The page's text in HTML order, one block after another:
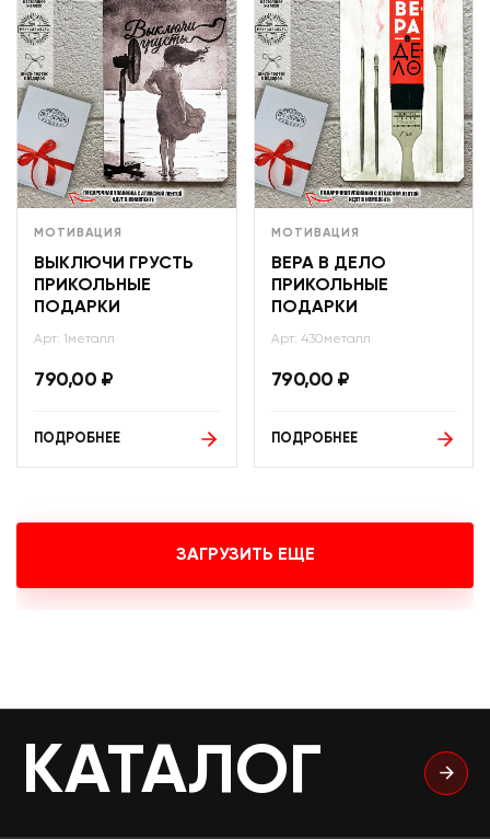
МОТИВАЦИЯ
ВЫКЛЮЧИ ГРУСТЬ
ПРИКОЛЬНЫЕ
ПОДАРКИ
Арт: 1металл
790,00 ₽
ПОДРОБНЕЕ
МОТИВАЦИЯ
ВЕРА В ДЕЛО
ПРИКОЛЬНЫЕ
ПОДАРКИ
Арт: 430металл
790,00 ₽
ПОДРОБНЕЕ
ЗАГРУЗИТЬ ЕЩЕ
КАТАЛОГ